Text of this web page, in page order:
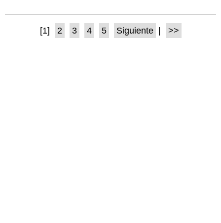
[1] 2 3 4 5 Siguiente | >>